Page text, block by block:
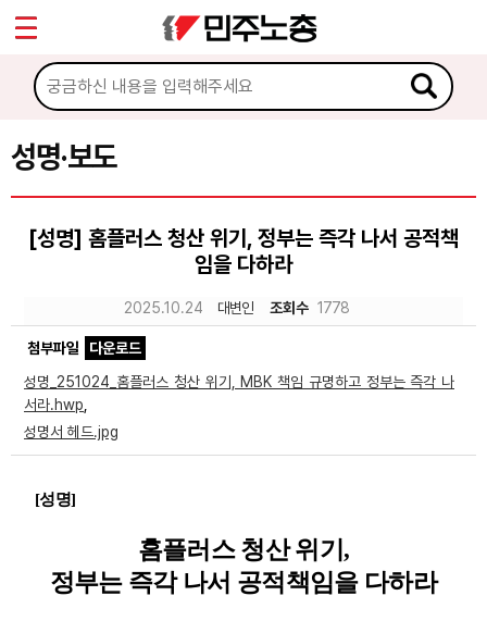
성명·보도
[성명] 홈플러스 청산 위기, 정부는 즉각 나서 공적책
임을 다하라
2025.10.24 대변인 조회수 1778
첨부파일
다운로드
성명_251024_홈플러스 청산 위기, MBK 책임 규명하고 정부는 즉각 나
서라.hwp
성명서 헤드.jpg
[성명]
홈플러스 청산 위기 ,
정부는 즉각 나서 공적책임을 다하라
마이페이지
소개
소식
공지사항
성명·보도
노동상담
자료
Sketchbook5, 스케치북5
Sketchbook5, 스케치북5